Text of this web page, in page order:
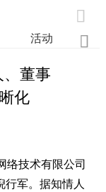

活动 业

董事
化
络技术有限公司
行军。据知情人